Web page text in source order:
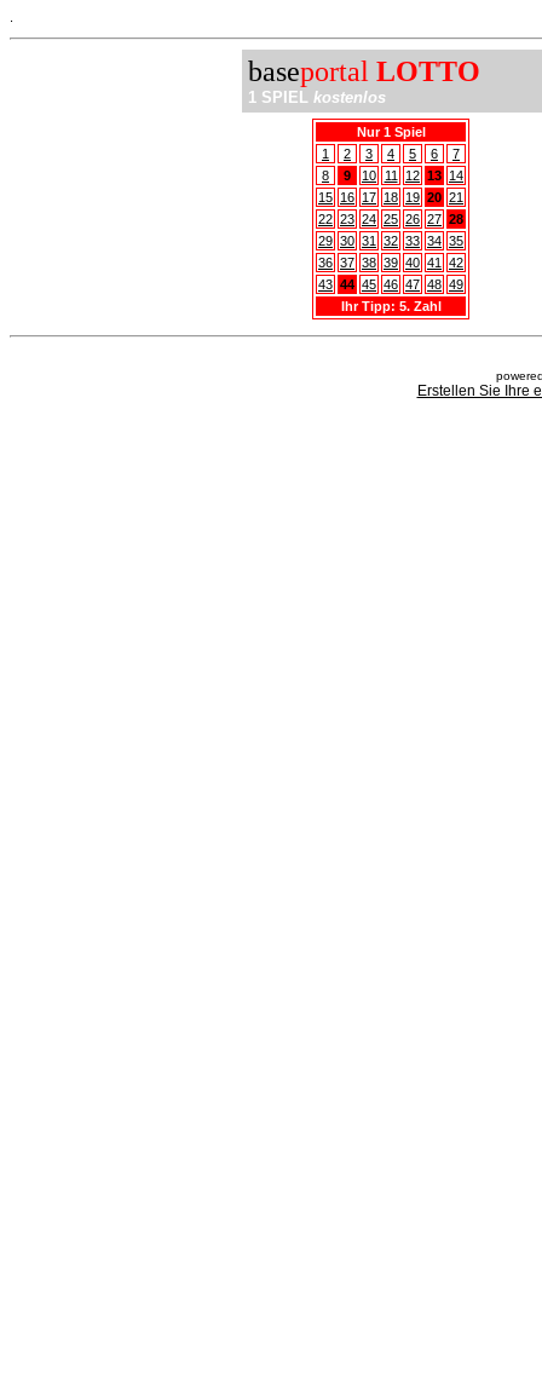
baseportal LOTTO
1 SPIEL kostenlos
Nur 1 Spiel
1
2 3 4 5 6
7
8
9 10 11 12 13 14
15 16 17 18 19 20 21
22 23 24 25 26 27 28
29 30 31 32 33 34 35
36 37 38 39 40 41
42
43 44 45 46 47 48 49
Ihr Tipp: 5. Zahl
Erstellen Sie Ihre